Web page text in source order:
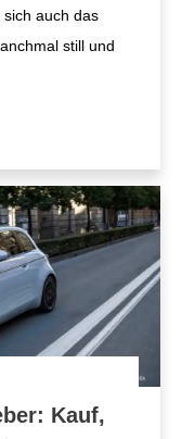
auch das
still und
Kauf,